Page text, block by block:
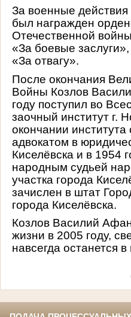
За военные
был награжден
Отечественной войны
«За боевые
«За отвагу».
После окончания
Войны Козлов
году поступил во
заочный институт г.
окончании института
адвокатом в
Киселёвска и в 1954
народным судьей
участка города
зачислен в штат
города Киселёвска.
Козлов Василий
жизни в 2005 году,
навсегда останется